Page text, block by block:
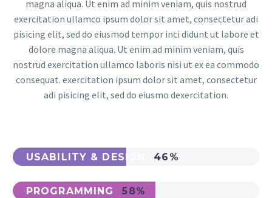
magna aliqua. Ut enim ad minim veniam, quis nostrud
exercitation ullamco ipsum dolor sit amet, consectetur adi
pisicing elit, sed do eiusmod tempor inci didunt ut labore et
dolore magna aliqua. Ut enim ad minim veniam, quis
nostrud exercitation ullamco laboris nisi ut ex ea commodo
consequat. exercitation ipsum dolor sit amet, consectetur
adi pisicing elit, sed do eiusmo dexercitation.
USABILITY & DESIGN 46%
PROGRAMMING 58%